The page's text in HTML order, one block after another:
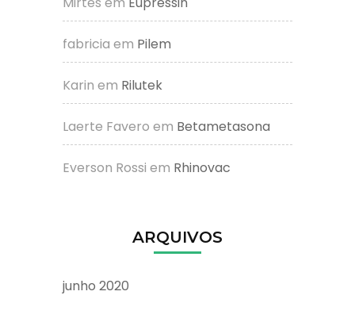
fabricia em Pilem
Karin em Rilutek
Laerte Favero em Betametasona
Everson Rossi em Rhinovac
ARQUIVOS
junho 2020